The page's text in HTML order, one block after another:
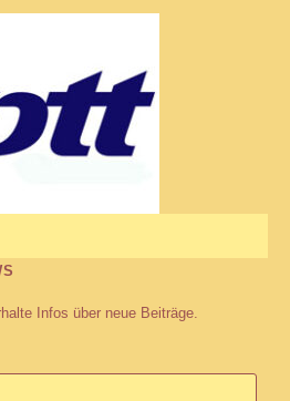
Infos über neue Beiträge.